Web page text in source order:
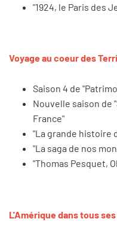
"1924, le Paris des
Voyage au coeur des
Saison 4 de
Nouvelle saison de
France"
"La grande histoire
"La saga de nos
"Thomas Pesquet,
L'Amérique dans tous